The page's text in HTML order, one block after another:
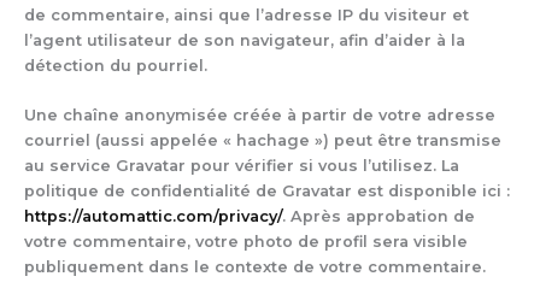
de commentaire, ainsi que l’adresse IP du visiteur et
l’agent utilisateur de son navigateur, afin d’aider à la
détection du pourriel.
Une chaîne anonymisée créée à partir de votre adresse
courriel (aussi appelée « hachage ») peut être transmise
au service Gravatar pour vérifier si vous l’utilisez. La
politique de confidentialité de Gravatar est disponible ici :
https://automattic.com/privacy/. Après approbation de
votre commentaire, votre photo de profil sera visible
publiquement dans le contexte de votre commentaire.